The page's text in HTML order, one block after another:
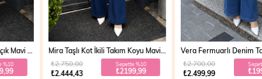
Mira Taşlı Kot İkili Takım Koyu Mavi 19286
₺2.444,43
₺2.750,00 Sepette %10
₺2199,99
Vera Fermuarlı Denim Takım Açık Mavi 19298
₺2.499,99
₺2.700,00 Sepette %20
₺1999,99